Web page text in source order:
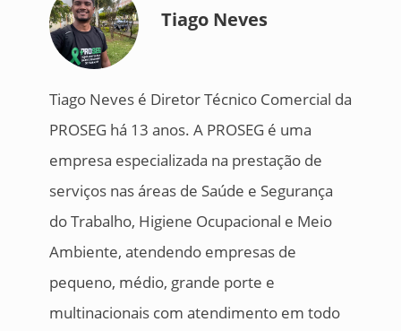
Tiago Neves
Tiago Neves é Diretor Técnico Comercial da
PROSEG há 13 anos. A PROSEG é uma
empresa especializada na prestação de
serviços nas áreas de Saúde e Segurança
do Trabalho, Higiene Ocupacional e Meio
Ambiente, atendendo empresas de
pequeno, médio, grande porte e
multinacionais com atendimento em todo